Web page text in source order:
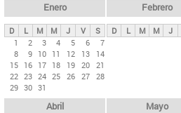
ds
p
n
Enero
D L M M J V
S
1
2 3 4 5 6
7
8
9 10 11 12 13
14
15 16 17 18 19 20 21
22 23 24 25 26 27 28
29 30 31
Febrero
D L M M J
Abril Mayo